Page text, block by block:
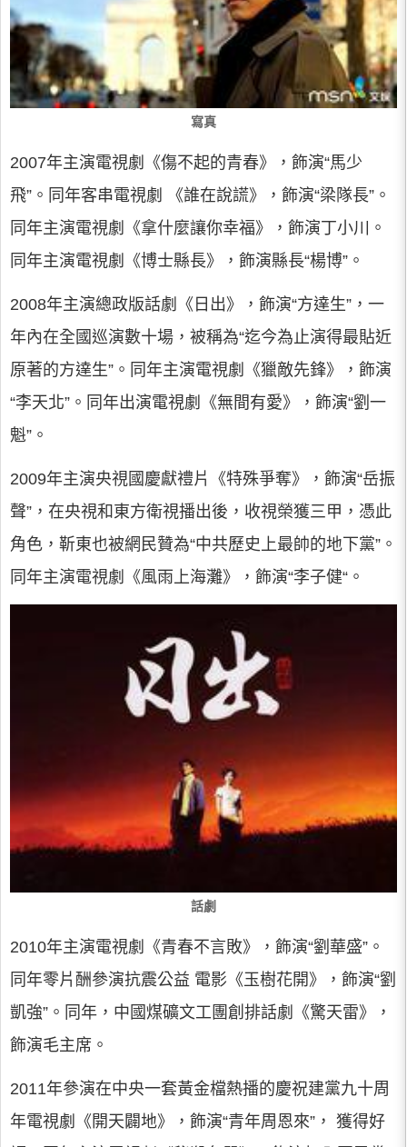
寫真
2007年主演電視劇《傷不起的青春》，飾演“馬少
飛”。同年客串電視劇 《誰在說謊》，飾演“梁隊長”。
同年主演電視劇《拿什麼讓你幸福》，飾演丁小川。
同年主演電視劇《博士縣長》，飾演縣長“楊博”。
2008年主演總政版話劇《日出》，飾演“方達生”，一
年內在全國巡演數十場，被稱為“迄今為止演得最貼近
原著的方達生”。同年主演電視劇《獵敵先鋒》，飾演
“李天北”。同年出演電視劇《無間有愛》，飾演“劉一
魁”。
2009年主演央視國慶獻禮片《特殊爭奪》，飾演“岳振
聲”，在央視和東方衛視播出後，收視榮獲三甲，憑此
角色，靳東也被網民贊為“中共歷史上最帥的地下黨”。
同年主演電視劇《風雨上海灘》，飾演“李子健“。
話劇
2010年主演電視劇《青春不言敗》，飾演“劉華盛”。
同年零片酬參演抗震公益 電影《玉樹花開》，飾演“劉
凱強”。同年，中國煤礦文工團創排話劇《驚天雷》，
飾演毛主席。
2011年參演在中央一套黃金檔熱播的慶祝建黨九十周
年電視劇《開天闢地》，飾演“青年周恩來”， 獲得好